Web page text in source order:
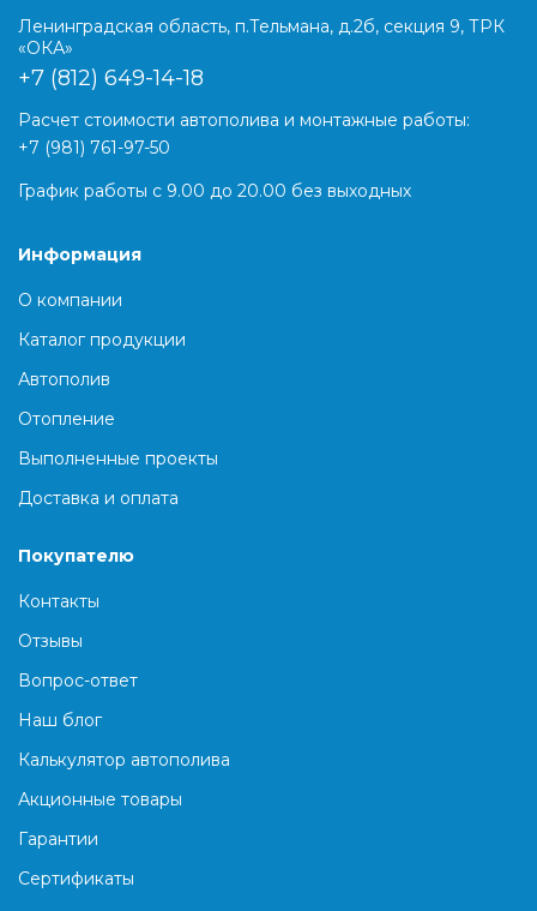
Ленинградская область, п.Тельмана, д.2б, секция 9, ТРК
«ОКА»
+7 (812) 649-14-18
Расчет стоимости автополива и монтажные работы:
+7 (981) 761-97-50
График работы с 9.00 до 20.00 без выходных
Информация
О компании
Каталог продукции
Автополив
Отопление
Выполненные проекты
Доставка и оплата
Покупателю
Контакты
Отзывы
Вопрос-ответ
Наш блог
Калькулятор автополива
Акционные товары
Гарантии
Сертификаты